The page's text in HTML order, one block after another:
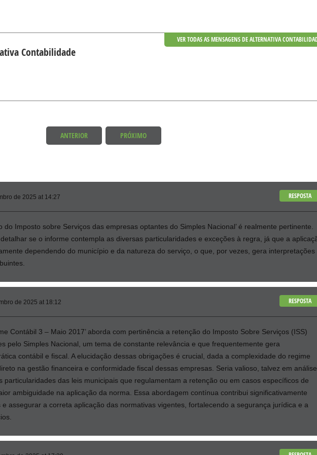
Contabilidade
VER TODAS AS MENSAGENS DE ALTERNATIVA
ANTERIOR PRÓXIMO
de 2025 at 14:27 RESPOSTA
do Imposto sobre Serviços das empresas optantes do Simples Nacional’ é realmente pertinente.
se o informe contempla as diversas particularidades e exceções à regra, já que a
dependendo do município e da natureza do serviço, o que, por vezes, gera interpretações
de 2025 at 18:12 RESPOSTA
Contábil 3 – Maio 2017’ aborda com pertinência a retenção do Imposto Sobre Serviços (ISS)
pelo Simples Nacional, um tema de constante relevância e que frequentemente gera
contábil e fiscal. A elucidação dessas obrigações é crucial, dada a complexidade do regime
na gestão financeira e conformidade fiscal dessas empresas. Seria valioso, talvez em
particularidades das leis municipais que regulamentam a retenção ou em casos específicos de
ambiguidade na aplicação da norma. Essa abordagem contínua contribui significativamente
assegurar a correta aplicação das normativas vigentes, fortalecendo a segurança jurídica e a